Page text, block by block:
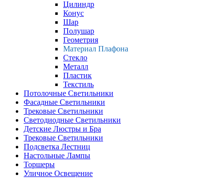
Цилиндр
Конус
Шар
Полушар
Геометрия
Материал Плафона
Стекло
Металл
Пластик
Текстиль
Потолочные Светильники
Фасадные Светильники
Трековые Светильники
Светодиодные Светильники
Детские Люстры и Бра
Трековые Светильники
Подсветка Лестниц
Настольные Лампы
Торшеры
Уличное Освещение